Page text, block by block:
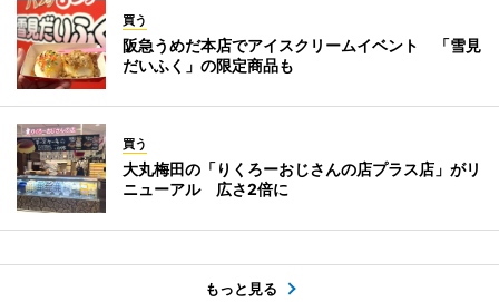
買う
阪急うめだ本店でアイスクリームイベント 「雪見
だいふく」の限定商品も
買う
大丸梅田の「りくろーおじさんの店プラス店」がリ
ニューアル 広さ2倍に
もっと見る